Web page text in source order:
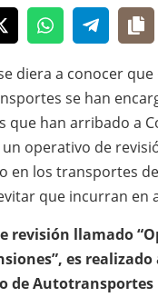
diera a conocer
se han
que han arribado a
operativo de
en los transportes
que incurran en
revisión llamado
es
de Autotransportes